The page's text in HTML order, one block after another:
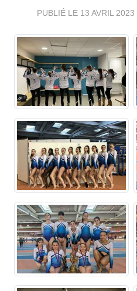
PUBLIÉ LE 13 AVRIL 2023